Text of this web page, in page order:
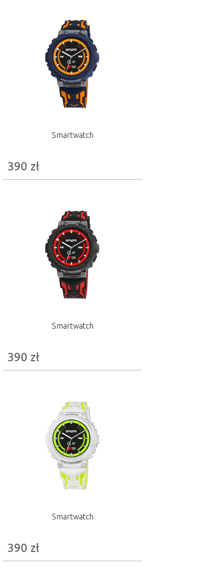
Smartwatch
390 zł
Smartwatch
390 zł
Smartwatch
390 zł